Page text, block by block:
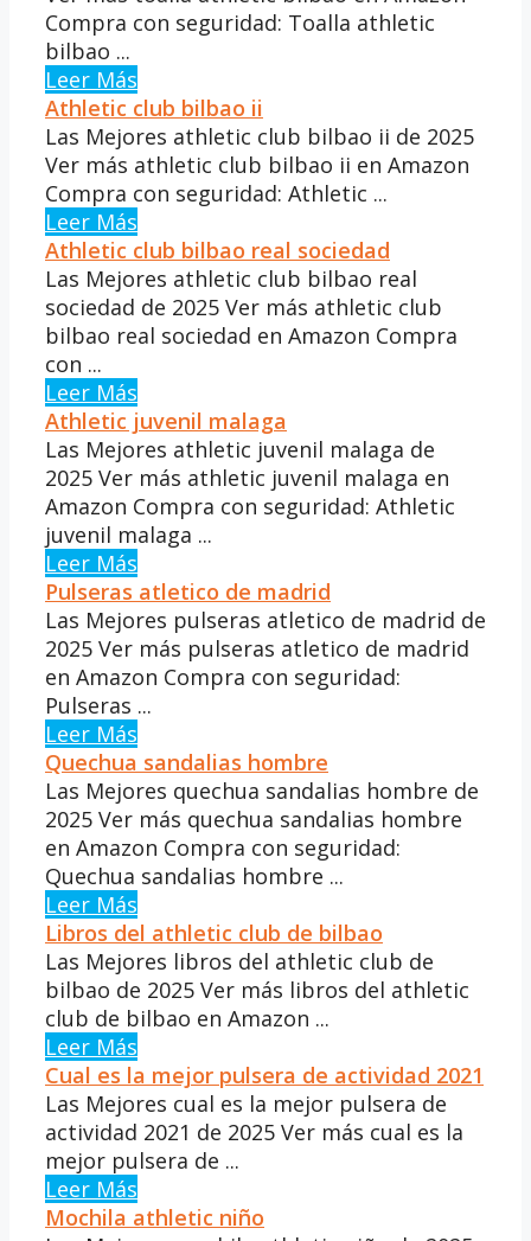
Compra con seguridad: Toalla athletic
bilbao ...
Leer Más
Athletic club bilbao ii
Las Mejores athletic club bilbao ii de 2025
Ver más athletic club bilbao ii en Amazon
Compra con seguridad: Athletic ...
Leer Más
Athletic club bilbao real sociedad
Las Mejores athletic club bilbao real
sociedad de 2025 Ver más athletic club
bilbao real sociedad en Amazon Compra
con ...
Leer Más
Athletic juvenil malaga
Las Mejores athletic juvenil malaga de
2025 Ver más athletic juvenil malaga en
Amazon Compra con seguridad: Athletic
juvenil malaga ...
Leer Más
Pulseras atletico de madrid
Las Mejores pulseras atletico de madrid de
2025 Ver más pulseras atletico de madrid
en Amazon Compra con seguridad:
Pulseras ...
Leer Más
Quechua sandalias hombre
Las Mejores quechua sandalias hombre de
2025 Ver más quechua sandalias hombre
en Amazon Compra con seguridad:
Quechua sandalias hombre ...
Leer Más
Libros del athletic club de bilbao
Las Mejores libros del athletic club de
bilbao de 2025 Ver más libros del athletic
club de bilbao en Amazon ...
Leer Más
Cual es la mejor pulsera de actividad 2021
Las Mejores cual es la mejor pulsera de
actividad 2021 de 2025 Ver más cual es la
mejor pulsera de ...
Leer Más
Mochila athletic niño